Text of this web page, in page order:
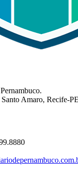
Amaro, Recife-